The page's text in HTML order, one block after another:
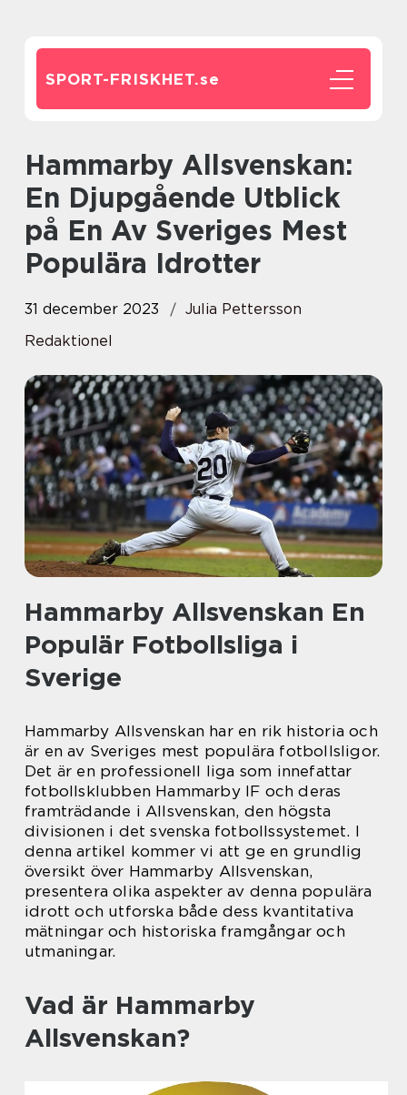
SPORT-FRISKHET.se
Hammarby Allsvenskan:
En Djupgående Utblick
på En Av Sveriges Mest
Populära Idrotter
31 december 2023
Julia Pettersson
Redaktionel
Hammarby Allsvenskan En
Populär Fotbollsliga i
Sverige
Hammarby Allsvenskan har en rik historia och
är en av Sveriges mest populära fotbollsligor.
Det är en professionell liga som innefattar
fotbollsklubben Hammarby IF och deras
framträdande i Allsvenskan, den högsta
divisionen i det svenska fotbollssystemet. I
denna artikel kommer vi att ge en grundlig
översikt över Hammarby Allsvenskan,
presentera olika aspekter av denna populära
idrott och utforska både dess kvantitativa
mätningar och historiska framgångar och
utmaningar.
Vad är Hammarby
Allsvenskan?